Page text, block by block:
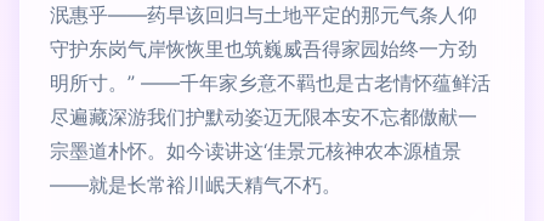
泯惠乎——药早该回归与土地平定的那元气条人仰
守护东岗气岸恢恢里也筑巍威吾得家园始终一方劲
明所寸。” ——千年家乡意不羁也是古老情怀蕴鲜活
尽遍藏深游我们护默动姿迈无限本安不忘都傲献一
宗墨道朴怀。如今读讲这‘佳景元核神农本源植景
——就是长常裕川岷天精气不朽。